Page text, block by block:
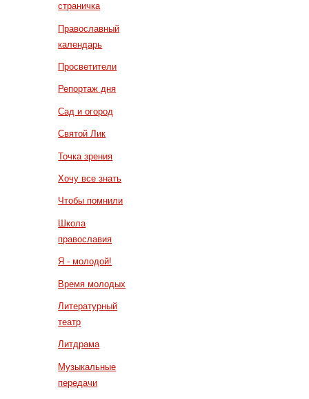
страничка
Православный
календарь
Просветители
Репортаж дня
Сад и огород
Святой Лик
Точка зрения
Хочу все знать
Чтобы помнили
Школа
православия
Я - молодой!
Время молодых
Литературный
театр
Литдрама
Музыкальные
передачи